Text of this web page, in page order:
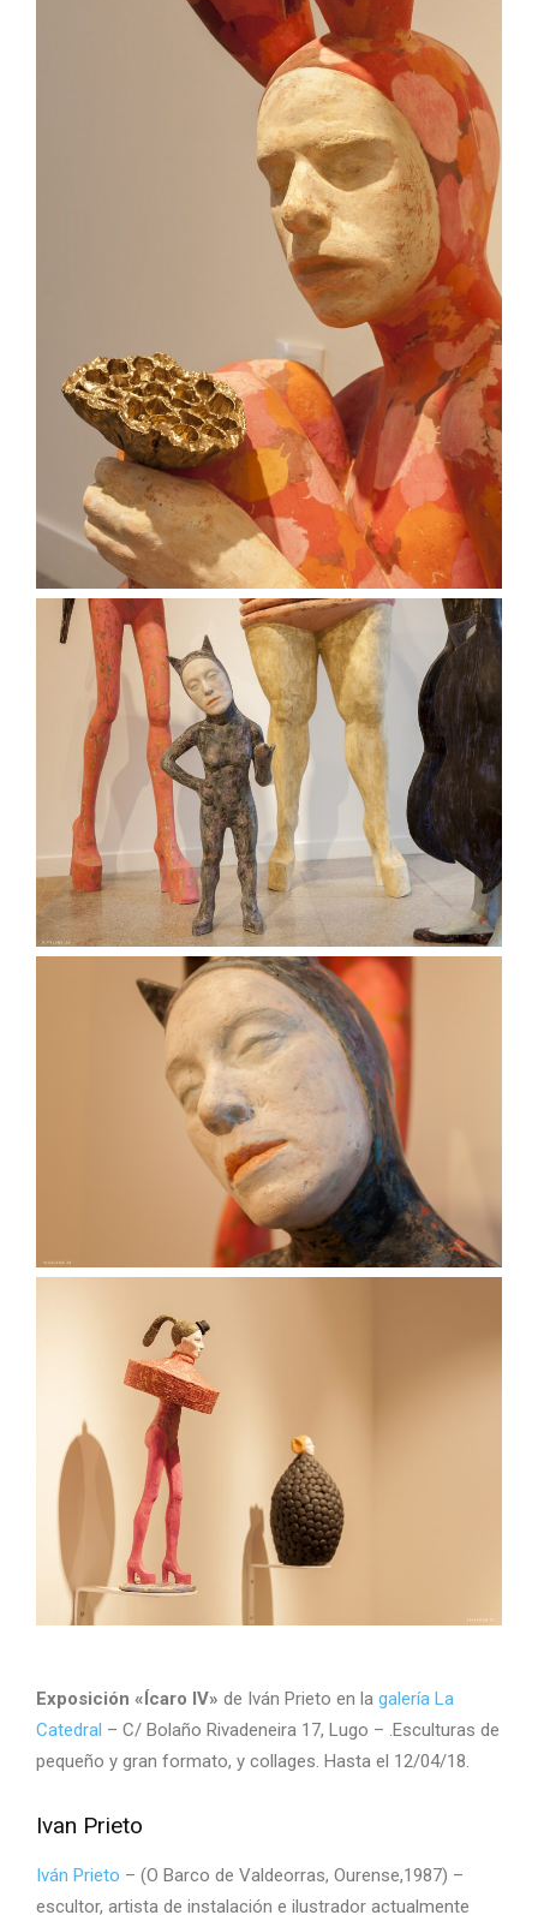
Exposición «Ícaro IV» de Iván Prieto en la galería La
Catedral – C/ Bolaño Rivadeneira 17, Lugo – .Esculturas de
pequeño y gran formato, y collages. Hasta el 12/04/18.
Ivan Prieto
Iván Prieto – (O Barco de Valdeorras, Ourense,1987) –
escultor, artista de instalación e ilustrador actualmente